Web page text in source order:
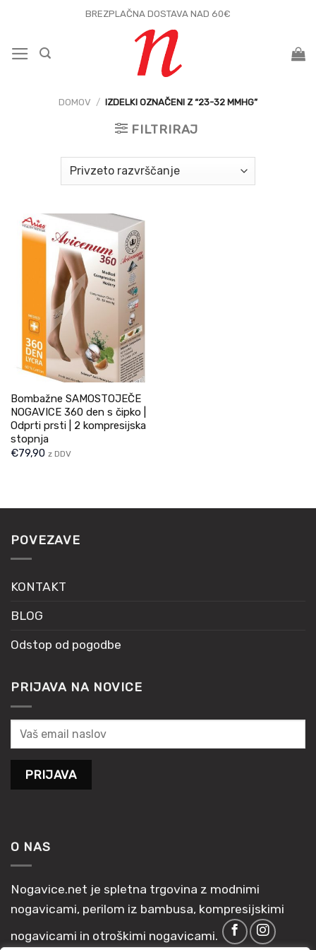
vsebino
BREZPLAČNA DOSTAVA NAD 60€
DOMOV / IZDELKI OZNAČENI Z “23-32 MMHG”
FILTRIRAJ
Bombažne SAMOSTOJEČE
NOGAVICE 360 den s čipko |
Odprti prsti | 2 kompresijska
stopnja
€79,90 z DDV
POVEZAVE
KONTAKT
BLOG
Odstop od pogodbe
PRIJAVA NA NOVICE
O NAS
Nogavice.net je spletna trgovina z modnimi
nogavicami, perilom iz bambusa, kompresijskimi
nogavicami in otroškimi nogavicami.